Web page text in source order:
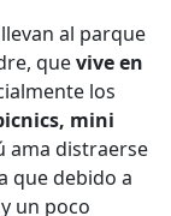
al parque
quevive en
los
mini
ama distraerse
que debido a
un poco